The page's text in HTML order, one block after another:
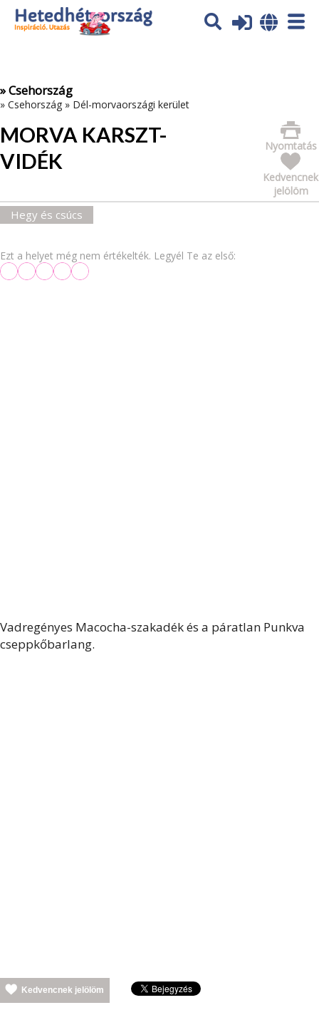
Az oldal sütiket (cookies) használ. További tájékoztatás itt:
Adatvédelmi tájékoztató
» Csehország
» Csehország » Dél-morvaországi kerület
MORVA KARSZT-
VIDÉK
Nyomtatás
Kedvencnek
jelölöm
Hegy és csúcs
Ezt a helyet még nem értékelték. Legyél Te az első:
Vadregényes Macocha-szakadék és a páratlan Punkva
cseppkőbarlang.
Kedvencnek jelölöm